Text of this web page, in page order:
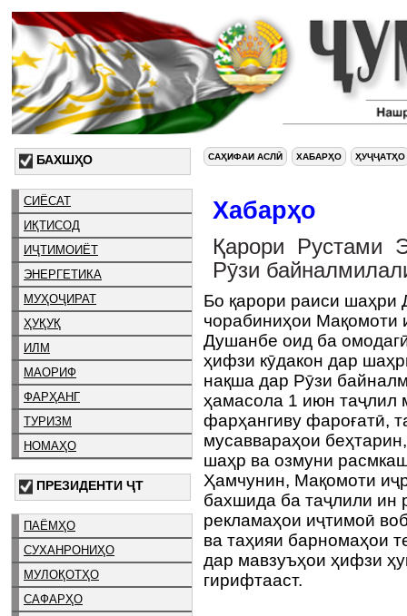
БАХШҲО
СИЁСАТ
ИҚТИСОД
ИҶТИМОИЁТ
ЭНЕРГЕТИКА
МУҲОҶИРАТ
ҲУҚУҚ
ИЛМ
МАОРИФ
ФАРҲАНГ
ТУРИЗМ
НОМАҲО
ПРЕЗИДЕНТИ ҶТ
ПАЁМҲО
СУХАНРОНИҲО
МУЛОҚОТҲО
САФАРҲО
САҲИФАИ АСЛӢ ХАБАРҲО ҲУҶҶАТҲО
Хабарҳо
Қарори Рустами
Рӯзи
Бо қарори раиси
чорабиниҳои Мақомоти
Душанбе оид ба
ҳифзи кӯдакон дар
нақша дар Рӯзи
ҳамасола 1 июн таҷлил
фарҳангиву фароғатӣ,
мусаввараҳои
шаҳр ва озмуни
Ҳамчунин, Мақомоти
бахшида ба таҷлили ин
рекламаҳои иҷтимоӣ
ва таҳияи барномаҳои
дар мавзуъҳои ҳифзи
гирифтааст.